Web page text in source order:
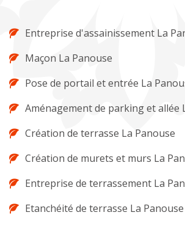
Entreprise d'assainissement La
Maçon La Panouse
Pose de portail et entrée La
Aménagement de parking et allée
Création de terrasse La Panouse
Création de murets et murs La
Entreprise de terrassement La
Etanchéité de terrasse La Panouse